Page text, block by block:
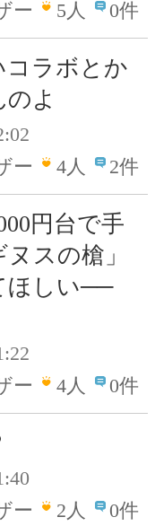
ー
5人 0件
コラボとか
よ
ー
4人 2件
円台で手
スの槍」
ほしい──
ー
4人 0件
ー
2人 0件